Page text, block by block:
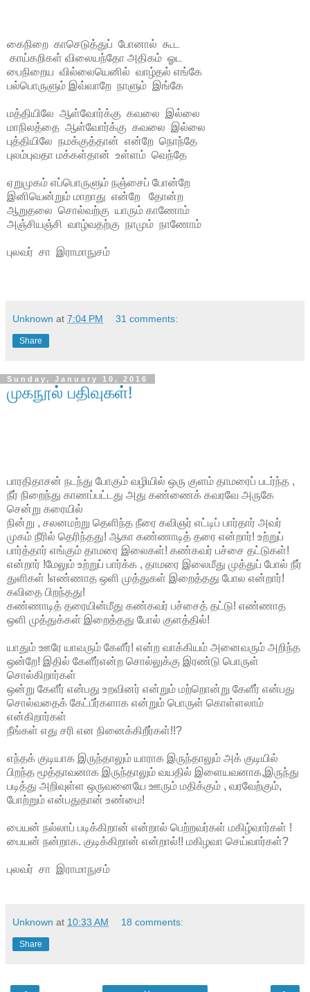
கைநிறை காசெடுத்துப் போனால் கூட
காய்கறிகள் விலையந்தோ அதிகம் ஓட
பைநிறைய வில்லையெனில் வாழ்தல் எங்கே
பல்பொருளும் இவ்வாறே நாளும் இங்கே
மத்தியிலே ஆள்வோர்க்கு கவலை இல்லை
மாநிலத்தை ஆள்வோர்க்கு கவலை இல்லை
புத்தியிலே நமக்குத்தான் என்றே நொந்தே
புலம்புவதா மக்கள்தான் உள்ளம் வெந்தே
ஏறுமுகம் எப்பொருளும் நஞ்சைப் போன்றே
இனியென்றும் மாறாது என்றே
தோன்ற
ஆறுதலை சொல்வற்கு யாரும் காணோம்
அஞ்சியஞ்சி வாழ்வதற்கு நாமும் நாணோம்
புலவர் சா இராமாநுசம்
Unknown at 7:04 PM 31 comments:
Share
Sunday, January 10, 2016
முகநூல் பதிவுகள்!
பாரதிதாசன் நடந்து போகும் வழியில் ஒரு குளம் தாமரைப் படர்ந்த ,
நீர் நிறைந்து காணப்பட்டது அது கண்ணைக் கவரவே அருகே
சென்று கரையில்
நின்று , சலனமற்று தெளிந்த நீரை கவிஞர் எட்டிப் பார்தார் அவர்
முகம் நீரில் தெரிந்தது! ஆகா கண்ணாடித் தரை என்றார்! உற்றுப்
பார்த்தார் எங்கும் தாமரை இலைகள்! கண்கவர் பச்சை தட்டுகள்!
என்றார் !மேலும் உற்றுப் பார்க்க , தாமரை இலைமீது முத்துப் போல் நீர்
துளிகள் !எண்ணாத ஒளி முத்துகள் இறைத்தது போல என்றார்!
கவிதை பிறந்தது!
கண்ணாடித் தரையின்மீது கண்கவர் பச்சைத் தட்டு! எண்ணாத
ஒளி முத்துக்கள் இறைத்தது போல் குளத்தில்!
யாதும் ஊரே யாவரும் கேளீர்! என்ற வாக்கியம் அனைவரும் அறிந்த
ஒன்றே! இதில் கேளீர்என்ற சொல்லுக்கு இரண்டு பொருள்
சொல்கிறார்கள்
ஒன்று கேளீர் என்பது உறவினர் என்றும் மற்றொன்று கேளீர் என்பது
சொல்வதைக் கேட்பீர்களாக என்றும் பொருள் கொள்ளலாம்
என்கிறார்கள்
நீங்கள் எது சரி என நினைக்கிறீர்கள்!!?
எந்தக் குடியாக இருந்தாலும் யாராக இருந்தாலும் அக் குடியில்
பிறந்த மூத்தாவனாக இருந்தாலும் வயதில் இளையவனாக,இருந்து
படித்து அறிவுள்ள ஒருவனையே ஊரும் மதிக்கும் , வரவேற்கும்,
போற்றும் என்பதுதான் உண்மை!
பையன் நல்லாப் படிக்கிறான் என்றால் பெற்றவர்கள் மகிழ்வார்கள் !
பையன் நன்றாக. குடிக்கிறான் என்றால்!! மகிழவா செய்வார்கள்?
புலவர் சா இராமாநுசம்
Unknown at 10:33 AM 18 comments:
Share